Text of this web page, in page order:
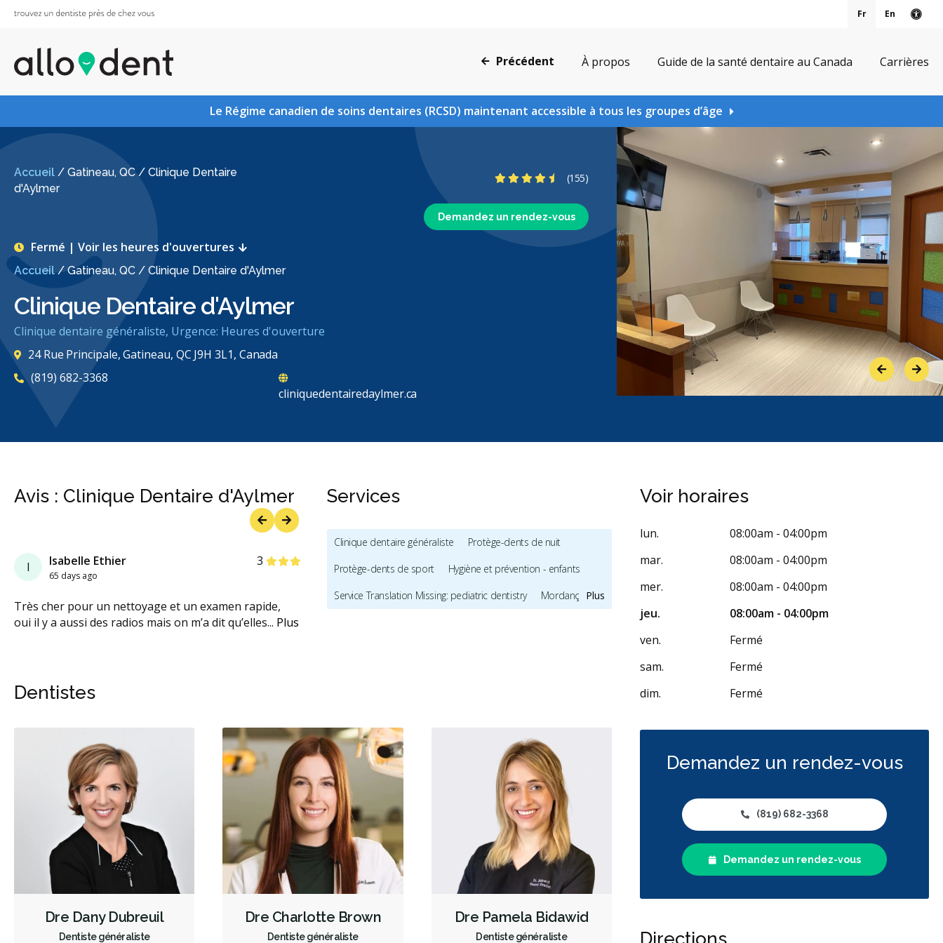
Fr En
Précédent À propos Guide de la santé dentaire au Canada Carrières
Le Régime canadien de soins dentaires (RCSD) maintenant accessible à tous les groupes d’âge
Accueil / Gatineau, QC/ Clinique Dentaire
d'Aylmer
Accueil/Gatineau, QC / Clinique Dentaire d'Aylmer
Clinique Dentaire d'Aylmer
Clinique dentaire généraliste, Urgence: Heures d'ouverture
4.6 étoiles
(155)
Demandez un rendez-vous
Fermé | Voir les heures d'ouvertures
24 Rue Principale, Gatineau, QC J9H 3L1, Canada
(819) 682-3368
cliniquedentairedaylmer.ca
PreviousNext
Avis : Clinique Dentaire d'Aylmer
I Isabelle Ethier
65 days ago
3étoiles
Très cher pour un nettoyage et un examen rapide,
oui il y a aussi des radios mais on m’a dit qu’elles... Plus
étoiles
étoiles
étoiles
étoiles
Services
Plus
Clinique dentaire généraliste
Protège-dents de nuit
Protège-dents de sport
Hygiène et prévention - enfants
Service Translation Missing: pediatric dentistry
Mordançage
Urgence durant les heures de clinique
Traitement de canal
Extractions de dents et de dents de sagesse
Prévention des maladies des gencives
Service Translation Missing: Gum Disease Prevention - Non-
Examens buccaux
Nettoyages dentaires
Scellants
Ponts
Couronnes Obturations
Incrustations
Appareils dentaires
Soins dentaires pour enfants
Dentistes
Dre Dany Dubreuil
Dentiste généraliste
Dre Charlotte Brown
Dentiste généraliste
Dre Pamela Bidawid
Dentiste généraliste
Voir horaires
lun.
08:00am - 04:00pm
mar.
08:00am - 04:00pm
mer.
08:00am - 04:00pm
jeu.
08:00am - 04:00pm
ven.
Fermé
sam.
Fermé
dim.
Fermé
Demandez un rendez-vous
(819) 682-3368
Demandez un rendez-vous
Directions